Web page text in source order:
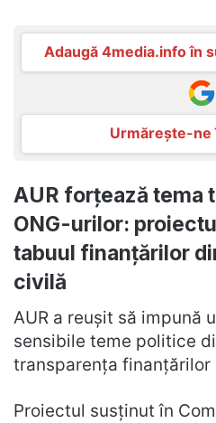
Adaugă 4media.info în
Urmărește-ne
AUR forțează tema
ONG-urilor:
tabuul finanțărilor
civilă
AUR a reușit să impună
sensibile teme politice
transparența finanțărilor
Proiectul susținut în